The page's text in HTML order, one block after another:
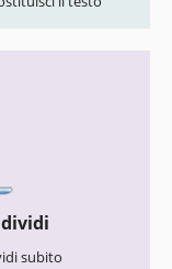
subito